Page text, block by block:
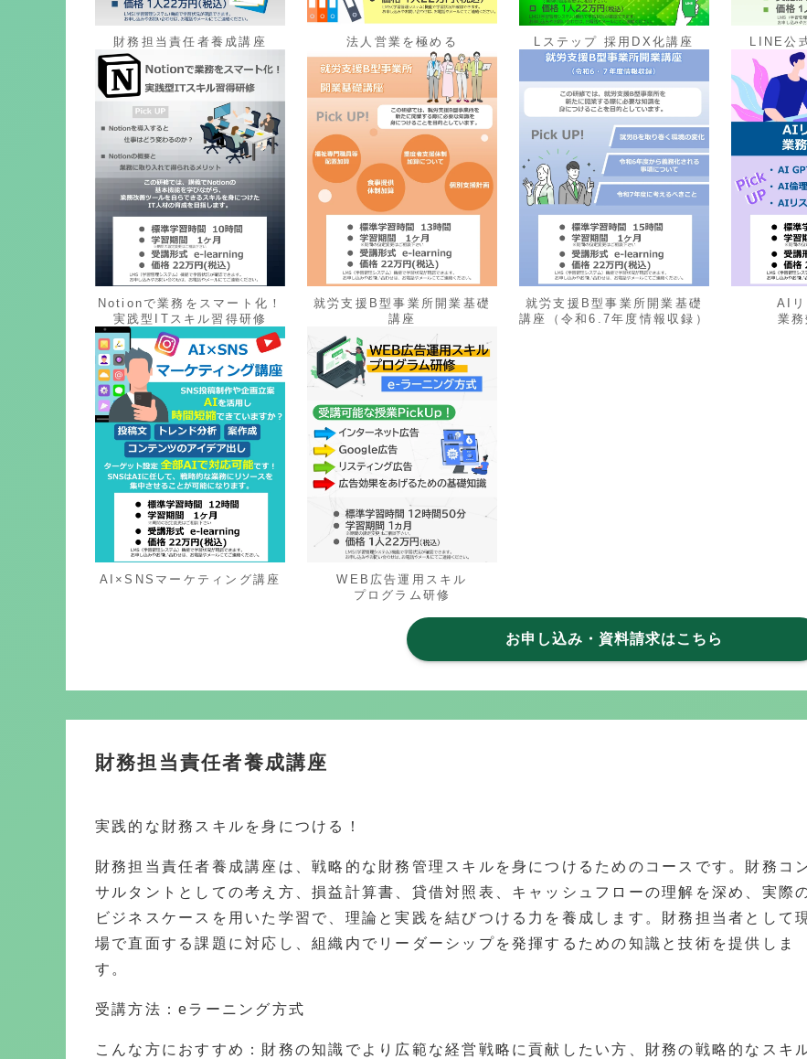
財務担当責任者養成講座 法人営業を極める Lステップ 採用DX化講座 LINE公
Notionで業務をスマート化！
実践型ITスキル習得研修
就労支援B型事業所開業基礎
講座
就労支援B型事業所開業基礎
講座（令和6.7年度情報収録）
AIリ
業
AI×SNSマーケティング講座
WEB広告運用スキル
プログラム研修
お申し込み・資料請求はこちら
財務担当責任者養成講座
実践的な財務スキルを身につける！
財務担当責任者養成講座は、戦略的な財務管理スキルを身につけるためのコースです。財務コ
サルタントとしての考え方、損益計算書、貸借対照表、キャッシュフローの理解を深め、実際
ビジネスケースを用いた学習で、理論と実践を結びつける力を養成します。財務担当者として現
場で直面する課題に対応し、組織内でリーダーシップを発揮するための知識と技術を提供しま
す。
受講方法：eラーニング方式
こんな方におすすめ：財務の知識でより広範な経営戦略に貢献したい方、財務の戦略的なスキ